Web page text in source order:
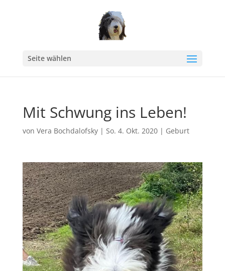
Seite wählen
Mit Schwung ins Leben!
von Vera Bochdalofsky| So. 4. Okt. 2020| Geburt